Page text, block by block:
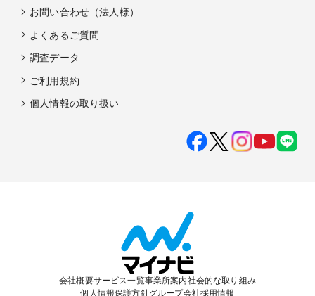
お問い合わせ（法人様）
よくあるご質問
調査データ
ご利用規約
個人情報の取り扱い
会社概要サービス一覧事業所案内社会的な取り組み
個人情報保護方針グループ会社採用情報